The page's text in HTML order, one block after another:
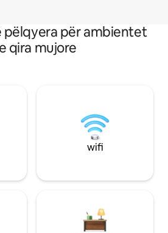
pëlqyera për ambientet
qira mujore
wifi